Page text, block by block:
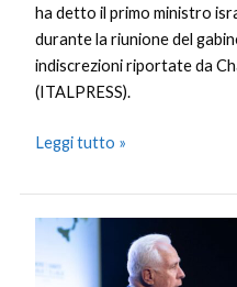
ha detto il primo ministro
durante la riunione del
indiscrezioni riportate da
(ITALPRESS).
Leggi tutto »
Sondaggio